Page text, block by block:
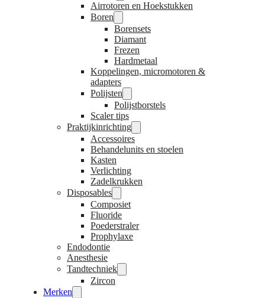
Airrotoren en Hoekstukken
Boren
Borensets
Diamant
Frezen
Hardmetaal
Koppelingen, micromotoren &
adapters
Polijsten
Polijstborstels
Scaler tips
Praktijkinrichting
Accessoires
Behandelunits en stoelen
Kasten
Verlichting
Zadelkrukken
Disposables
Composiet
Fluoride
Poederstraler
Prophylaxe
Endodontie
Anesthesie
Tandtechniek
Zircon
Merken